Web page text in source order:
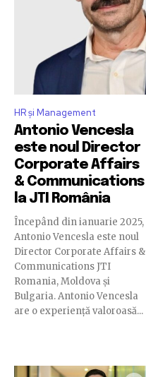
HR și Management
Antonio Vencesla
este noul Director
Corporate Affairs
& Communications
la JTI România
Începând din ianuarie 2025,
Antonio Vencesla este noul
Director Corporate Affairs &
Communications JTI
Romania, Moldova și
Bulgaria. Antonio Vencesla
are o experiență valoroasă...